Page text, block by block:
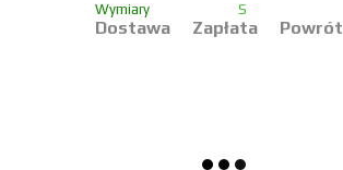
Wymiary
S
Dostawa Zapłata Powrót